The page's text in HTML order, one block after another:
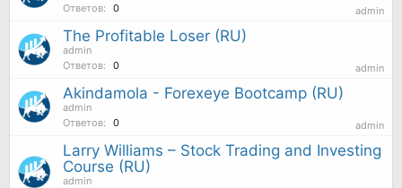
Ответов:
0 admin
The Profitable Loser (RU)
admin
Ответов:
0 admin
Akindamola - Forexeye Bootcamp (RU)
admin
Ответов:
0 admin
Larry Williams – Stock Trading and Investing
Course (RU)
admin